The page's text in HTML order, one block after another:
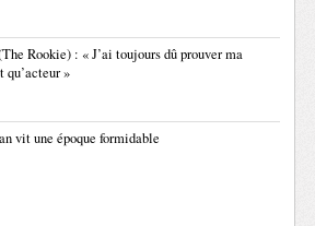
Rookie) : « J’ai toujours dû prouver ma
qu’acteur »
vit une époque formidable